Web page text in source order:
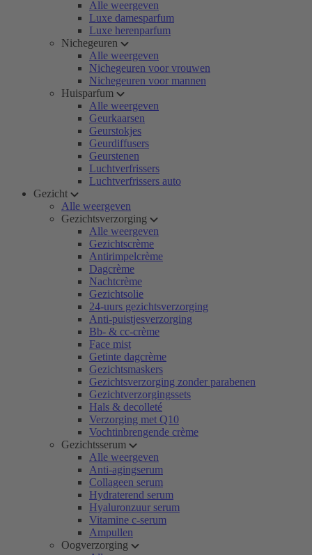
Alle weergeven
Luxe damesparfum
Luxe herenparfum
Nichegeuren
Alle weergeven
Nichegeuren voor vrouwen
Nichegeuren voor mannen
Huisparfum
Alle weergeven
Geurkaarsen
Geurstokjes
Geurdiffusers
Geurstenen
Luchtverfrissers
Luchtverfrissers auto
Gezicht
Alle weergeven
Gezichtsverzorging
Alle weergeven
Gezichtscrème
Antirimpelcrème
Dagcrème
Nachtcrème
Gezichtsolie
24-uurs gezichtsverzorging
Anti-puistjesverzorging
Bb- & cc-crème
Face mist
Getinte dagcrème
Gezichtsmaskers
Gezichtsverzorging zonder parabenen
Gezichtverzorgingssets
Hals & decolleté
Verzorging met Q10
Vochtinbrengende crème
Gezichtsserum
Alle weergeven
Anti-agingserum
Collageen serum
Hydraterend serum
Hyaluronzuur serum
Vitamine c-serum
Ampullen
Oogverzorging